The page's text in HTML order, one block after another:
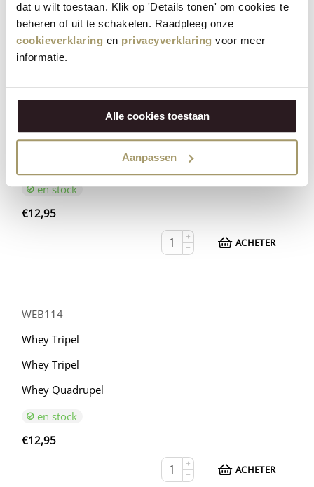
dat u wilt toestaan. Klik op 'Details tonen' om cookies te
beheren of uit te schakelen. Raadpleeg onze
cookieverklaring en privacyverklaring voor meer
informatie.
Alle cookies toestaan
Aanpassen
+
−
WEB113
Whey Tripel
en stock
€12,95
+
−
ACHETER
WEB114
Whey Tripel
Whey Tripel
Whey Quadrupel
en stock
€12,95
+
−
ACHETER